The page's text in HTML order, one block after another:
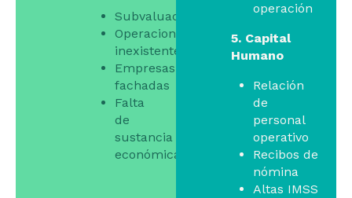
Subvaluación
Operaciones
inexistentes
Empresas
fachadas
Falta
de
sustancia
económica
operación
5. Capital
Humano
Relación
de
personal
operativo
Recibos de
nómina
Altas IMSS